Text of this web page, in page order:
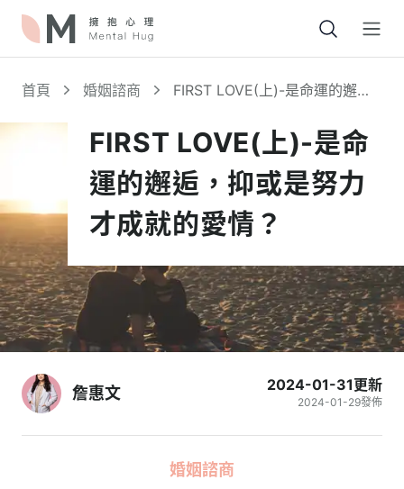
首頁 婚姻諮商
FIRST LOVE(上)-是命運的邂
FIRST LOVE(上)-是命
運的邂逅，抑或是努力
才成就的愛情？
詹惠文 2024-01-31更新
2024-01-29發佈
婚姻諮商